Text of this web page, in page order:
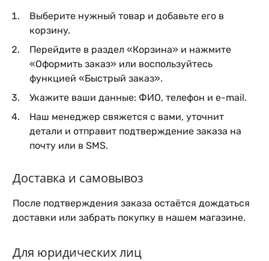
Выберите нужный товар и добавьте его в
корзину.
Перейдите в раздел «Корзина» и нажмите
«Оформить заказ» или воспользуйтесь
функцией «Быстрый заказ».
Укажите ваши данные: ФИО, телефон и e-mail.
Наш менеджер свяжется с вами, уточнит
детали и отправит подтверждение заказа на
почту или в SMS.
Доставка и самовывоз
После подтверждения заказа остаётся дождаться
доставки или забрать покупку в нашем магазине.
Для юридических лиц